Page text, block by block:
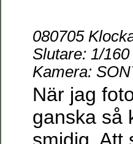
080705
Slutare: 1/
Kamera:
När jag
ganska så